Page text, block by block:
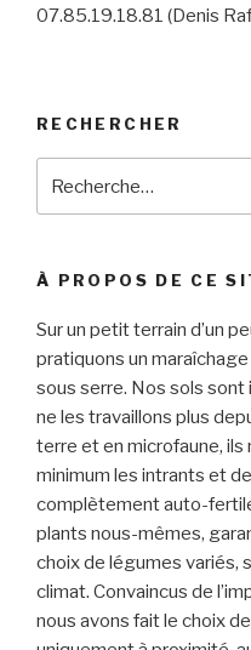
07.85.19.18.81 (Denis
RECHERCHER
pour
À PROPOS DE CE
Sur un petit terrain d’un
pratiquons un
sous serre. Nos sols
ne les travaillons plus
terre et en microfaune,
minimum les intrants et
complètement auto-
plants nous-mêmes,
choix de légumes variés,
climat. Convaincus de
nous avons fait le choix